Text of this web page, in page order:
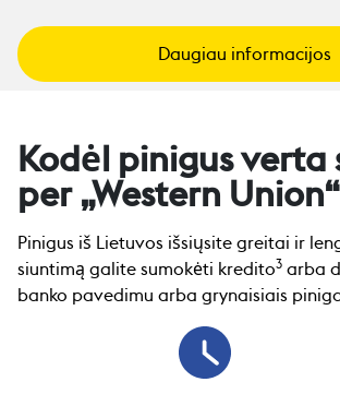
Daugiau informacijos
Kodėl pinigus verta
per „Western
Pinigus iš Lietuvos išsiųsite greitai ir
siuntimą galite sumokėti kredito3 arba
banko pavedimu arba grynaisiais